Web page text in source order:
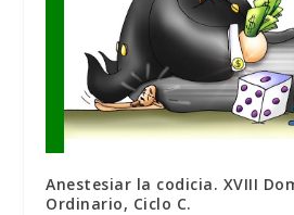
Anestesiar la codicia. XVIII
Ordinario, Ciclo C.